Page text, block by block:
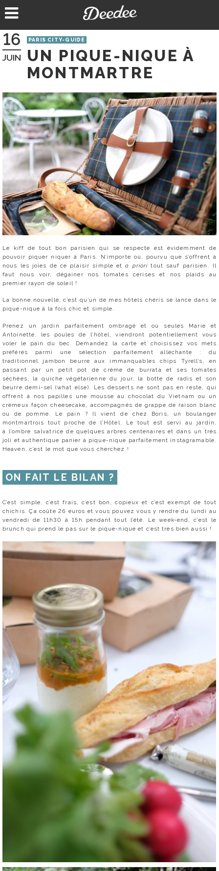
au
16
JUIN
PARIS CITY-GUIDE
UN PIQUE-NIQUE À
MONTMARTRE
Le kiff de tout bon parisien qui se respecte est évidemment de
pouvoir piquer niquer à Paris. N’importe où, pourvu que s’offrent à
nous les joies de ce plaisir simple eta priori tout sauf parisien. Il
faut nous voir, dégainer nos tomates cerises et nos plaids au
premier rayon de soleil !
La bonne nouvelle, c’est qu’un de mes hôtels chéris se lance dans le
pique-nique à la fois chic et simple.
Prenez un jardin parfaitement ombragé et où seules Marie et
Antoinette, les poules de l’hôtel, viendront potentiellement vous
voler le pain du bec. Demandez la carte et choisissez vos mets
préférés parmi une sélection parfaitement alléchante : du
traditionnel jambon beurre aux immanquables chips Tyrell’s, en
passant par un petit pot de crème de burrata et ses tomates
séchées, la quiche végétarienne du jour, la botte de radis et son
beurre demi-sel (what else). Les desserts ne sont pas en reste, qui
offrent à nos papilles une mousse au chocolat du Vietnam ou un
crémeux façon cheesecake, accompagnés de grappe de raison blanc
ou de pomme. Le pain ? Il vient de chez Boris, un boulanger
montmartrois tout proche de l’Hôtel. Le tout est servi au jardin,
à l’ombre salvatrice de quelques arbres centenaires et dans un très
joli et authentique panier à pique-nique parfaitement instagramable.
Heaven, c’est le mot que vous cherchez !
ON FAIT LE BILAN ?
C’est simple, c’est frais, c’est bon, copieux et c’est exempt de tout
chichis. Ça coûte 26 euros et vous pouvez vous y rendre du lundi au
vendredi de 11h30 à 15h pendant tout l’été. Le week-end, c’est le
brunch qui prend le pas sur le pique-nique et c’est très bien aussi !